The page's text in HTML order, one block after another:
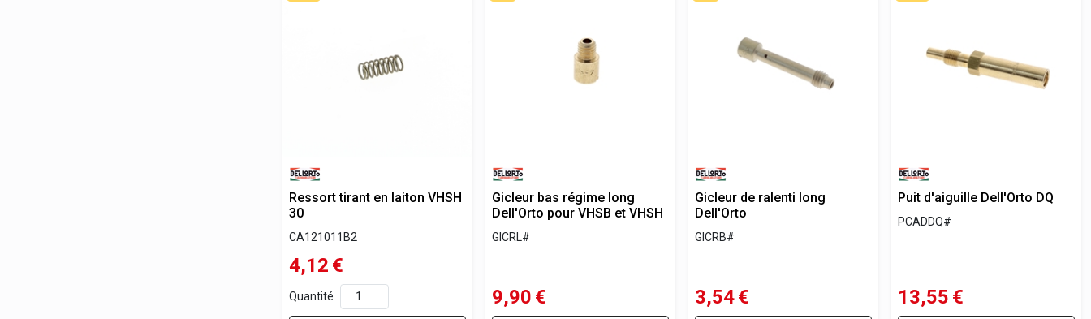
Ressort tirant en laiton VHSH
30
CA121011B2
4,12 €
Quantité
Gicleur bas régime long
Dell'Orto pour VHSB et VHSH
GICRL#
9,90 €
Gicleur de ralenti long
Dell'Orto
GICRB#
3,54€
Puit d'aiguille Dell'Orto DQ
PCADDQ#
13,55 €